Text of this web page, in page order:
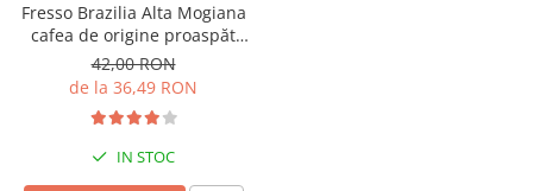
Fresso Brazilia Alta Mogiana
cafea de origine proaspăt
prăjită și măcinată
42,00 RON
de la 36,49 RON
IN STOC